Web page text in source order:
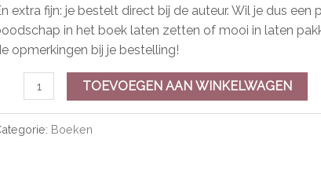
extra fijn: je bestelt direct bij de auteur. Wil je dus een
in het boek laten zetten of mooi in laten
opmerkingen bij je bestelling!
TOEVOEGEN AAN WINKELWAGEN
Boeken